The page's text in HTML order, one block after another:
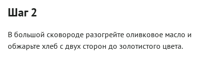
Шаг 2
В большой сковороде разогрейте оливковое масло и
обжарьте хлеб с двух сторон до золотистого цвета.